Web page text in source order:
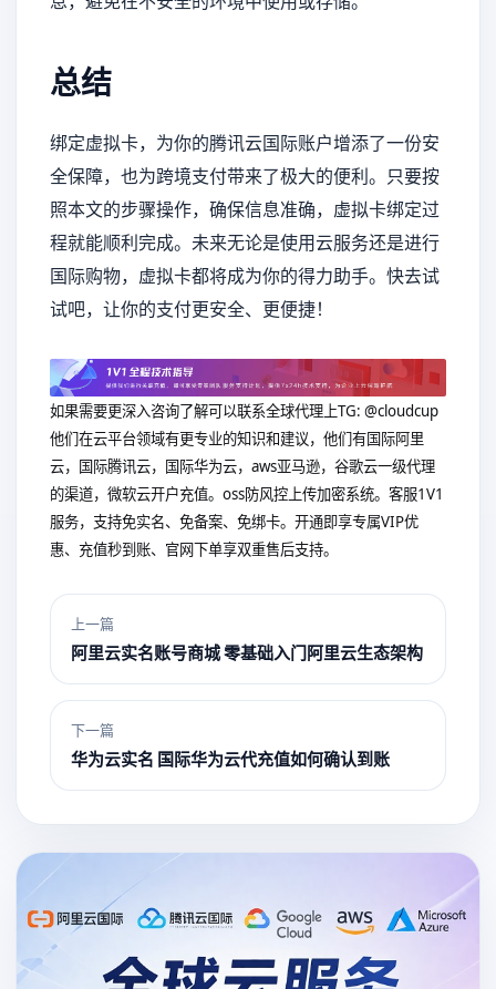
总结
绑定虚拟卡，为你的腾讯云国际账户增添了一份安
全保障，也为跨境支付带来了极大的便利。只要按
照本文的步骤操作，确保信息准确，虚拟卡绑定过
程就能顺利完成。未来无论是使用云服务还是进行
国际购物，虚拟卡都将成为你的得力助手。快去试
试吧，让你的支付更安全、更便捷！
如果需要更深入咨询了解可以联系全球代理上TG: @cloudcup
他们在云平台领域有更专业的知识和建议，他们有国际阿里
云，国际腾讯云，国际华为云，aws亚马逊，谷歌云一级代理
的渠道，微软云开户充值。oss防风控上传加密系统。客服1V1
服务，支持免实名、免备案、免绑卡。开通即享专属VIP优
惠、充值秒到账、官网下单享双重售后支持。
上一篇
阿里云实名账号商城 零基础入门阿里云生态架构
下一篇
华为云实名 国际华为云代充值如何确认到账